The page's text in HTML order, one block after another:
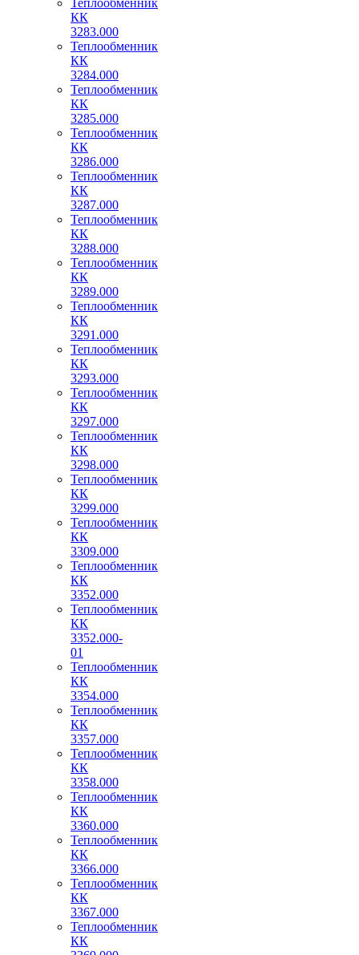
КК
3283.000
Теплообменник
КК
3284.000
Теплообменник
КК
3285.000
Теплообменник
КК
3286.000
Теплообменник
КК
3287.000
Теплообменник
КК
3288.000
Теплообменник
КК
3289.000
Теплообменник
КК
3291.000
Теплообменник
КК
3293.000
Теплообменник
КК
3297.000
Теплообменник
КК
3298.000
Теплообменник
КК
3299.000
Теплообменник
КК
3309.000
Теплообменник
КК
3352.000
Теплообменник
КК
3352.000-
01
Теплообменник
КК
3354.000
Теплообменник
КК
3357.000
Теплообменник
КК
3358.000
Теплообменник
КК
3360.000
Теплообменник
КК
3366.000
Теплообменник
КК
3367.000
Теплообменник
КК